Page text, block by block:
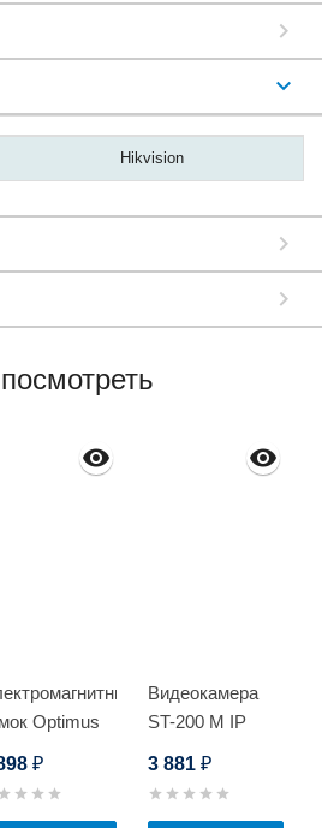
Hikvision
Optimus
₽
Видеокамера
ST-200 M IP
3 881 ₽